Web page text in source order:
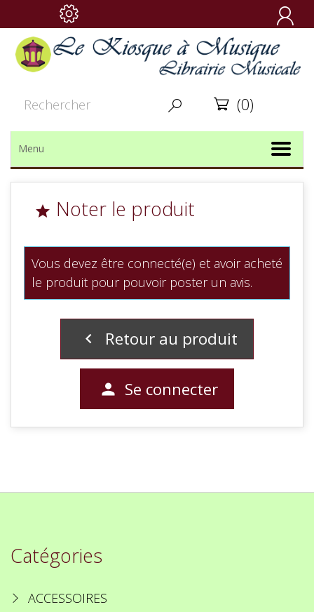

  (0)
Menu
 Noter le produit
Vous devez être connecté(e) et avoir acheté
le produit pour pouvoir poster un avis.
 Retour au produit
 Se connecter
Catégories
ACCESSOIRES